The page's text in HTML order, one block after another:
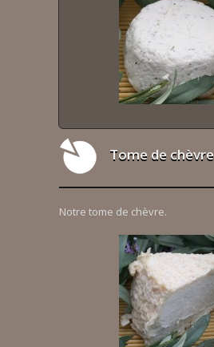
Tome de chèvre
Notre tome de chèvre.